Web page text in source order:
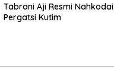
Tabrani Aji Resmi Nahkodai
Pergatsi Kutim